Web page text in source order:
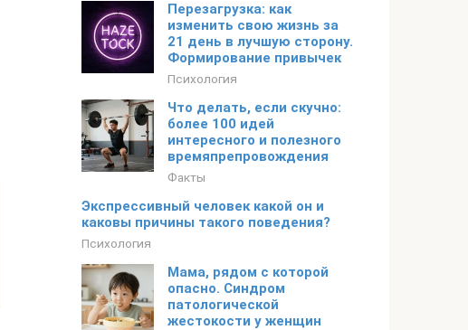
Перезагрузка: как
изменить свою жизнь за
21 день в лучшую сторону.
Формирование привычек
Психология
Что делать, если скучно:
более 100 идей
интересного и полезного
времяпрепровождения
Факты
Экспрессивный человек какой он и
каковы причины такого поведения?
Психология
Мама, рядом с которой
опасно. Синдром
патологической
жестокости у женщин